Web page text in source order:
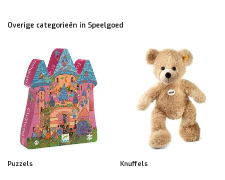
Overige categorieën in Speelgoed
Puzzels Knuffels